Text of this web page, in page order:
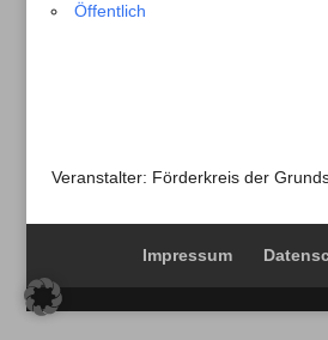
Öffentlich
Veranstalter: Förderkreis der
Impressum